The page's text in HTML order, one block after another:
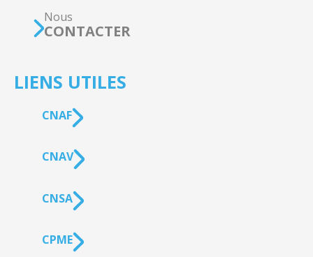
Nous
CONTACTER
LIENS UTILES
CNAF
CNAV
CNSA
CPME